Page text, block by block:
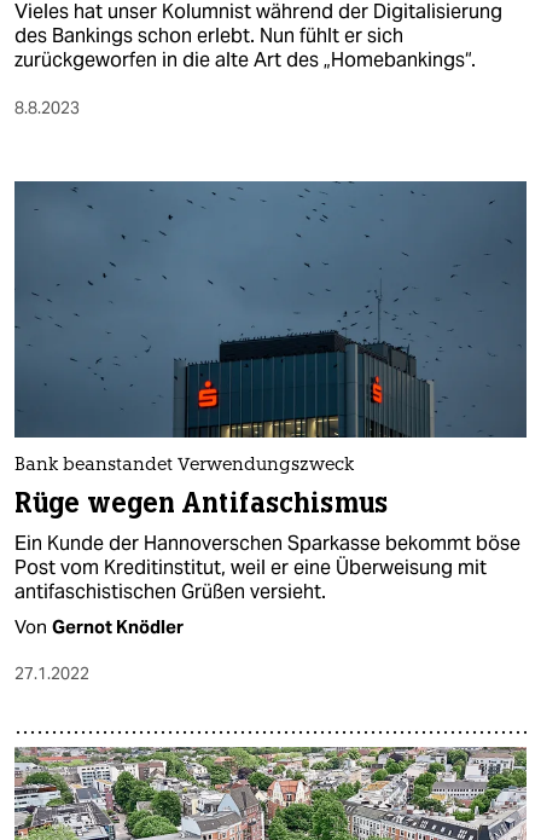
Vieles hat unser Kolumnist während der Digitalisierung
des Bankings schon erlebt. Nun fühlt er sich
zurückgeworfen in die alte Art des „Homebankings“.
8.8.2023
Bank beanstandet Verwendungszweck
Rüge wegen Antifaschismus
Ein Kunde der Hannoverschen Sparkasse bekommt böse
Post vom Kreditinstitut, weil er eine Überweisung mit
antifaschistischen Grüßen versieht.
Von Gernot Knödler
27.1.2022